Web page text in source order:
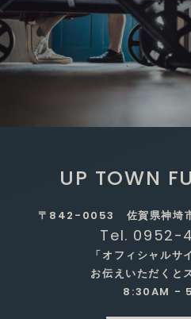
UP TOWN
〒842-0053 佐賀県神埼市
Tel. 0952-
「オフィシャルサ
お伝えいただくと
8:30AM -